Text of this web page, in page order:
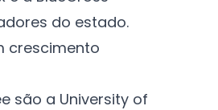
do estado.
crescimento
são a University of